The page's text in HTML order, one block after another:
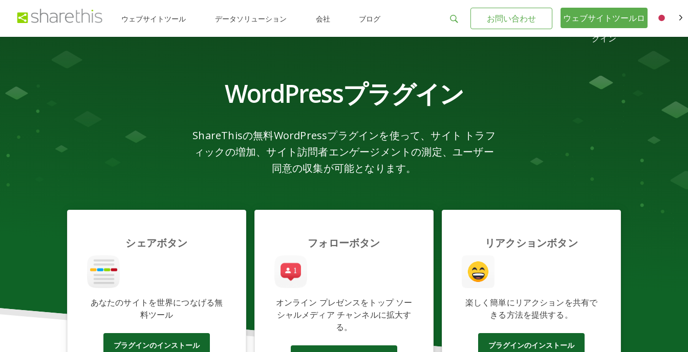
ウェブサイトツール データソリューション 会社 ブログ お問い合わせ
ウェブサイトツールロ
グイン
WordPressプラグイン
ShareThisの無料WordPressプラグインを使って、サイト トラフ
ィックの増加、サイト訪問者エンゲージメントの測定、ユーザー
同意の収集が可能となります。
シェアボタン
あなたのサイトを世界につなげる無
料ツール
プラグインのインストール
フォローボタン
オンライン プレゼンスをトップ ソー
シャルメディア チャンネルに拡大す
る。
リアクションボタン
楽しく簡単にリアクションを共有で
きる方法を提供する。
プラグインのインストール
JA